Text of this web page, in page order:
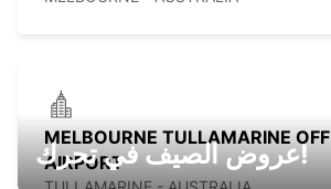
MELBOURNE TULLAMARINE OFF
AIRPORT
عروض الصيف في تحرك!